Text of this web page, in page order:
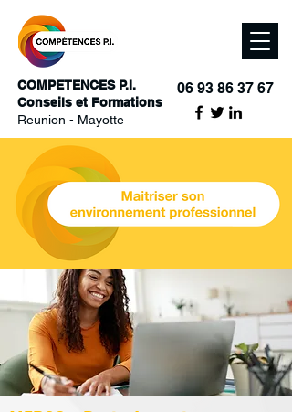
COMPETENCES P.I.
Conseils et Formations
Reunion - Mayotte
06 93 86 37 67